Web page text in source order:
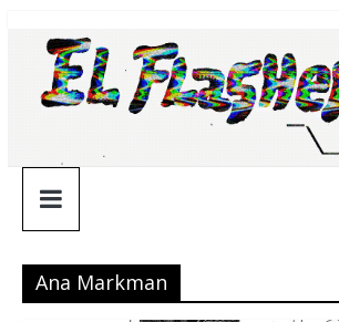
contenido
¯\_(ツ)_/
¯
Ana Markman